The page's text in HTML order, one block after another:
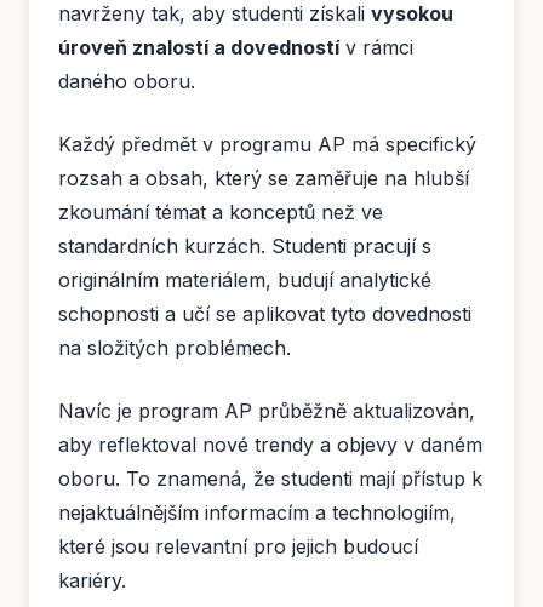
navrženy tak, aby studenti získali vysokou
úroveň znalostí a dovednostív rámci
daného oboru.
Každý předmět v programu AP má specifický
rozsah a obsah, který se zaměřuje na hlubší
zkoumání témat a konceptů než ve
standardních kurzách. Studenti pracují s
originálním materiálem, budují analytické
schopnosti a učí se aplikovat tyto dovednosti
na složitých problémech.
Navíc je program AP průběžně aktualizován,
aby reflektoval nové trendy a objevy v daném
oboru. To znamená, že studenti mají přístup k
nejaktuálnějším informacím a technologiím,
které jsou relevantní pro jejich budoucí
kariéry.